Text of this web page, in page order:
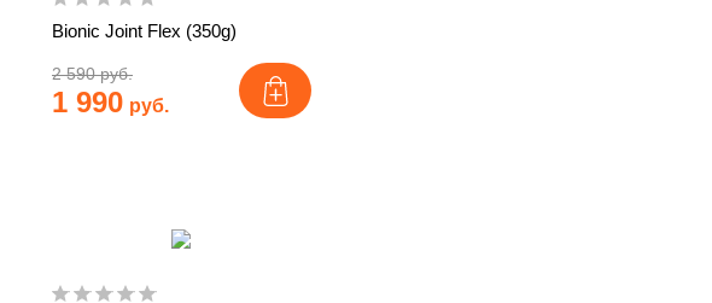
Bionic Joint Flex (350g)
2 590 руб.
1 990 руб.